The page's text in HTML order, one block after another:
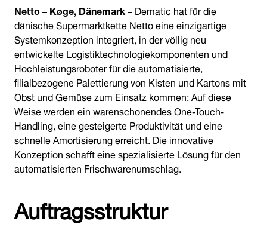
Netto – Køge, Dänemark– Dematic hat für die
dänische Supermarktkette Netto eine einzigartige
Systemkonzeption integriert, in der völlig neu
entwickelte Logistiktechnologiekomponenten und
Hochleistungsroboter für die automatisierte,
filialbezogene Palettierung von Kisten und Kartons mit
Obst und Gemüse zum Einsatz kommen: Auf diese
Weise werden ein warenschonendes One-Touch-
Handling, eine gesteigerte Produktivität und eine
schnelle Amortisierung erreicht. Die innovative
Konzeption schafft eine spezialisierte Lösung für den
automatisierten Frischwarenumschlag.
Auftragsstruktur